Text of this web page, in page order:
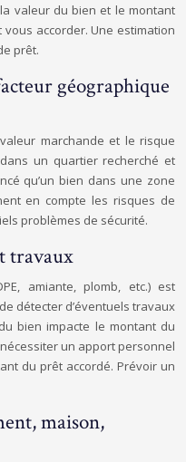
valeur du bien et le montant
accorder. Une estimation
prêt.
géographique
marchande et le risque
un quartier recherché et
qu’un bien dans une zone
en compte les risques de
problèmes de sécurité.
travaux
amiante, plomb, etc.) est
détecter d’éventuels travaux
bien impacte le montant du
un apport personnel
du prêt accordé. Prévoir un
maison,